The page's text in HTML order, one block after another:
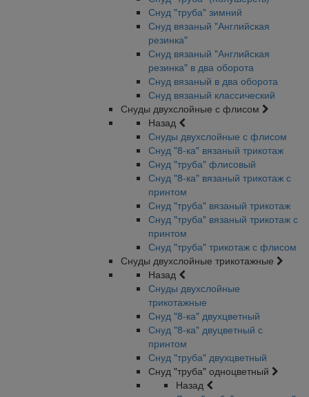
Снуд "труба" зимний
Снуд вязаный "Английская
резинка"
Снуд вязаный "Английская
резинка" в два оборота
Снуд вязаный в два оборота
Снуд вязаный классический
Снуды двухслойные с флисом
Назад
Снуды двухслойные с флисом
Снуд "8-ка" вязаный трикотаж
Снуд "труба" флисовый
Снуд "8-ка" вязаный трикотаж с
принтом
Снуд "труба" вязаный трикотаж
Снуд "труба" вязаный трикотаж с
принтом
Снуд "труба" трикотаж с флисом
Снуды двухслойные трикотажные
Назад
Снуды двухслойные
трикотажные
Снуд "8-ка" двухцветный
Снуд "8-ка" двуцветный с
принтом
Снуд "труба" двухцветный
Снуд "труба" одноцветный
Назад